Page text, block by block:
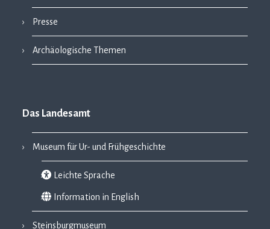
Presse
Archäologische Themen
Das Landesamt
Museum für Ur- und Frühgeschichte
Leichte Sprache
Information in English
Steinsburgmuseum